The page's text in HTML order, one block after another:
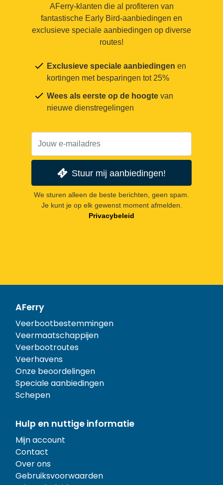
AFerry-klanten die al profiteren van
fantastische Early Bird-aanbiedingen en
exclusieve speciale aanbiedingen op diverse
routes!
Exclusieve speciale aanbiedingen en
kortingen met besparingen tot 25%
Wees als eerste op de hoogte van
nieuwe dienstregelingen
Stuur mij aanbiedingen!
We sturen alleen de beste berichten, geen spam.
Je kunt je op elk gewenst moment afmelden.
Privacybeleid
AFerry
Veerbootbestemmingen
Veermaatschappijen
Veerbootroutes
Veerhavens
Onze beoordelingen
Speciale aanbiedingen
Schepen
Hulp en nuttige informatie
Mijn account
Contact
Over ons
Gebruiksvoorwaarden